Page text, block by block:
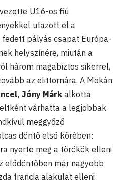
U16-os fiú
utazott el a
fedett pályás csapat Európa-
helyszínére, miután a
három magabiztos sikerrel,
az elittornára. A Mokán
Jóny Márk alkotta
várhatta a legjobbak
meggyőző
döntő első körében:
nyerte meg a törökök elleni
elődöntőben már nagyobb
francia alakulat elleni